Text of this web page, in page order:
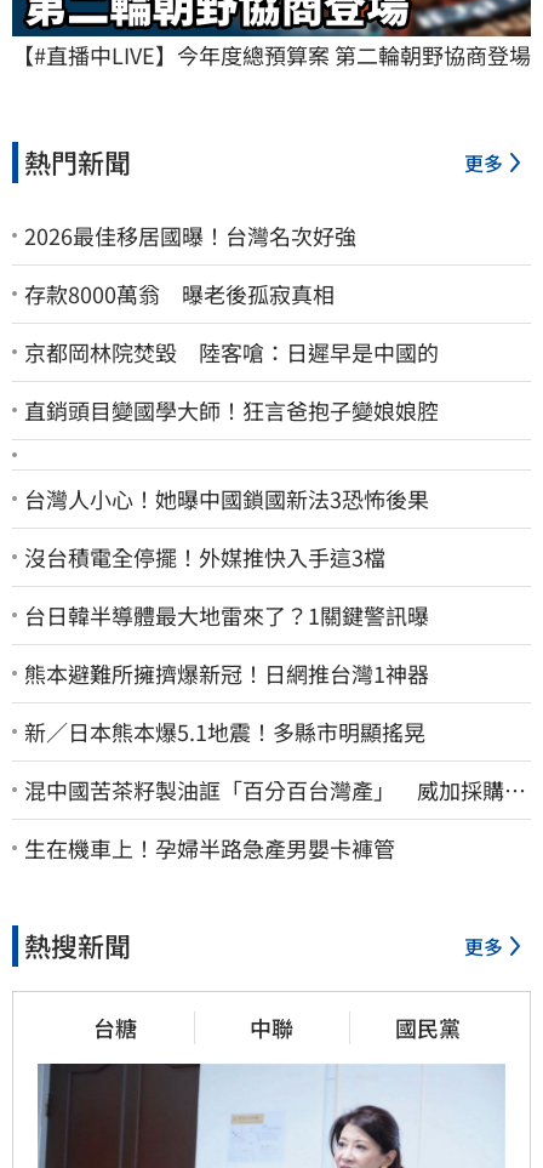
【#直播中LIVE】今年度總預算案 第二輪朝野協商登場
熱門新聞 更多
2026最佳移居國曝！台灣名次好強
存款8000萬翁 曝老後孤寂真相
京都岡林院焚毀 陸客嗆：日遲早是中國的
直銷頭目變國學大師！狂言爸抱子變娘娘腔
台灣人小心！她曝中國鎖國新法3恐怖後果
沒台積電全停擺！外媒推快入手這3檔
台日韓半導體最大地雷來了？1關鍵警訊曝
熊本避難所擁擠爆新冠！日網推台灣1神器
新／日本熊本爆5.1地震！多縣市明顯搖晃
混中國苦茶籽製油誆「百分百台灣產」 威加採購
員、中間人收押禁見
生在機車上！孕婦半路急產男嬰卡褲管
熱搜新聞 更多
台糖 中聯 國民黨